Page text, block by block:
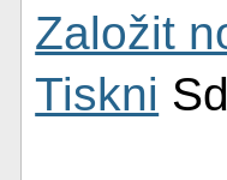
Založit
Tiskni